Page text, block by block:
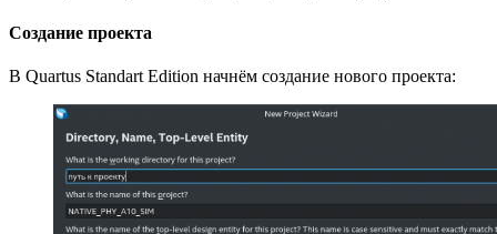
Создание проекта
В Quartus Standart Edition начнём создание нового проекта: